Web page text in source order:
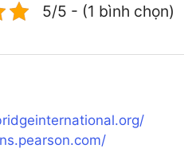
5/5 - (1 bình chọn)